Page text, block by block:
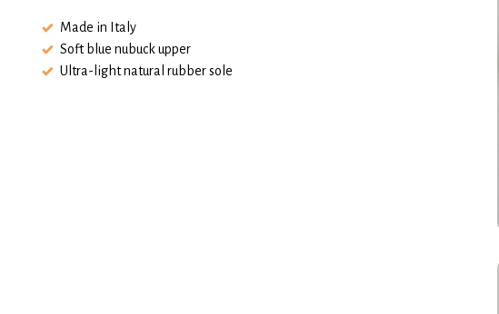
Made in Italy
Soft blue nubuck upper
Ultra-light natural rubber sole